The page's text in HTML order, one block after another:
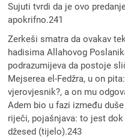
Sujuti tvrdi da je ovo
apokrifno.241
Zerkeši smatra da ovakav
hadisima Allahovog
podrazumijeva da postoje
Mejserea el-Fedžra, u on
vjerovjesnik?, a on mu
Adem bio u fazi između
riječi, pojašnjava: to jest
džesed (tijelo).243